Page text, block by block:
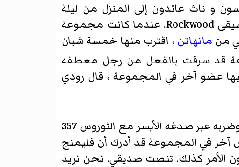
دوفرسن، سباركس، جيبسون و ناث عائدون إلى المنزل من ليلة
احتفالية. كانت دوفرسن قد بدأت للتو وظيفة مؤقتة جديدة كنادلة في قاعة موسيقى Rockwood. عندما كانت مجموعة
من مانهاتن ، اقترب منها خمسة شبان
قد سرقت بالفعل من رجل معطفه
عضو آخر في المجموعة ، قال رودي
طالب فليمنج المال. دفعه سباركس إلى الوراء، وعندها تحرك فليمنج بكلتا يديه ، وضربه عبر صدغه الأيسر مع الثوروس 357
في المجموعة قد أدرك أن فليمنج
الأمر كذلك. تنصت صديقي. نحن نريد